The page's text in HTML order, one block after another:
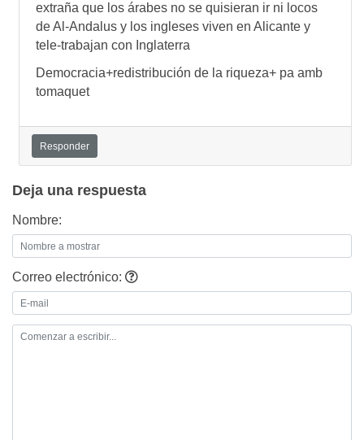
extraña que los árabes no se quisieran ir ni locos
de Al-Andalus y los ingleses viven en Alicante y
tele-trabajan con Inglaterra
Democracia+redistribución de la riqueza+ pa amb
tomaquet
Responder
Deja una respuesta
Nombre:
Correo electrónico: